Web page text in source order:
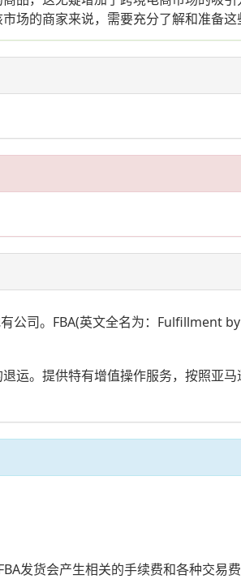
场的商家来说，需要充分了解和准备这
公司。FBA(英文全名为：Fulfillment
运。提供特有增值操作服务，按照亚
发货会产生相关的手续费和各种交易